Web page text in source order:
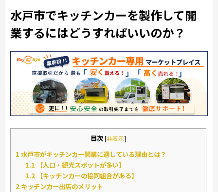
水戸市でキッチンカーを製作して開
業するにはどうすればいいのか？
目次[非表示]
1 水戸市がキッチンカー開業に適している理由とは？
1.1 【人口・観光スポットが多い】
1.2 【キッチンカーの協同組合がある】
2 キッチンカー出店のメリット